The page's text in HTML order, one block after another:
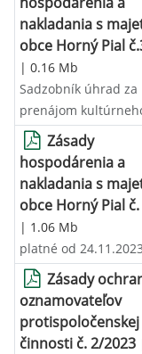
nakladania s
obce Horný Pial
| 0.16 Mb
Sadzobník úhrad za
prenájom
Zásady
hospodárenia a
nakladania s
obce Horný Pial
| 1.06 Mb
platné od 24.11.2023
Zásady
oznamovateľov
protispoločenskej
činnosti č. 2/2023